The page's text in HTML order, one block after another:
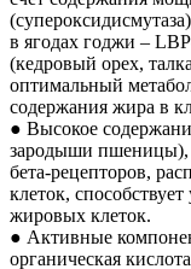
в ягодах годжи –
(кедровый орех,
оптимальный
содержания жира в
● Высокое
зародыши пшеницы),
бета-рецепторов,
клеток,
жировых клеток.
● Активные
органическая